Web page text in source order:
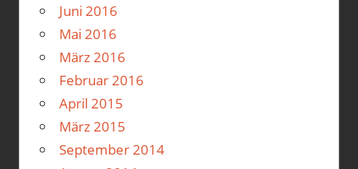
Juni 2016
Mai 2016
März 2016
Februar 2016
April 2015
März 2015
September 2014